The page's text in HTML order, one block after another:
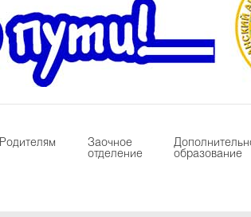
Родителям
Заочное
отделение
образование